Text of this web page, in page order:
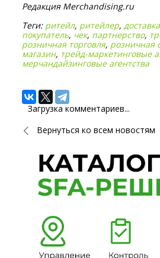
Редакция Merchandising.ru
Теги: ритейл, ритейлер,доставка
покупатель, чек, партнерство,
розничная торговля, розничная
магазин, трейд-маркетинговые
мерчандайзинговые агентства
Загрузка комментариев...
Вернуться ко всем новостям